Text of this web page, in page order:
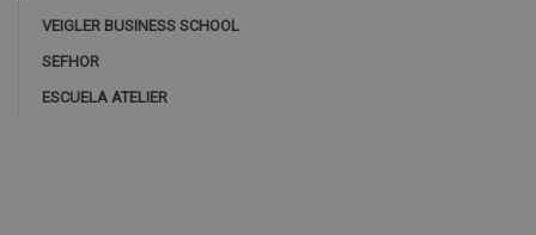
VEIGLER BUSINESS SCHOOL
SEFHOR
ESCUELA ATELIER